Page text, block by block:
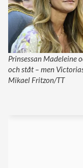
Prinsessan Madeleine
och ståt – men
Mikael Fritzon/TT